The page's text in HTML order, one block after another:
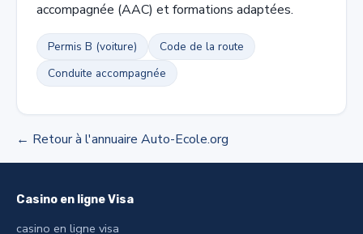
accompagnée (AAC) et formations adaptées.
Permis B (voiture)
Code de la route
Conduite accompagnée
← Retour à l'annuaire Auto-Ecole.org
Casino en ligne Visa
casino en ligne visa